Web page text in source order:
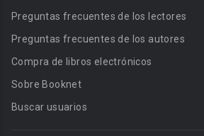
Preguntas frecuentes de los lectores
Preguntas frecuentes de los autores
Compra de libros electrónicos
Sobre Booknet
Buscar usuarios